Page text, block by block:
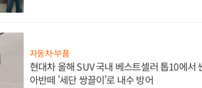
자동차·부품
현대차 올해 SUV 국내 베스트셀러 톱10에서
아반떼 '세단 쌍끌이'로 내수 방어